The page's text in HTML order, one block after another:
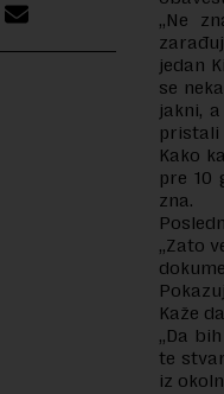
„Ne
jedan
se
jakni,
pristali
Kako
pre 10
zna.
„Zato
Kaže
„Da
te
iz